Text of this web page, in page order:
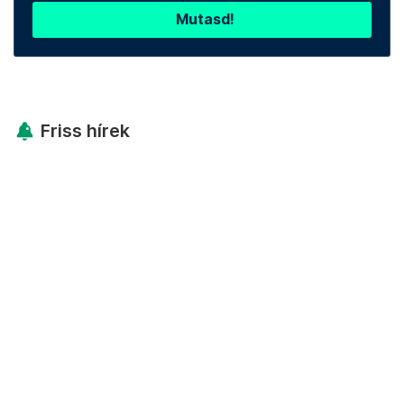
Mutasd!
Friss hírek